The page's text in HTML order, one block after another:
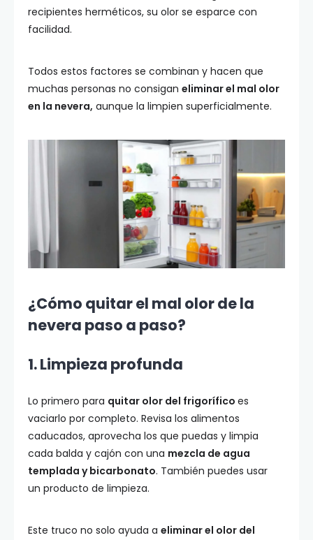
recipientes herméticos, su olor se esparce con
facilidad.
Todos estos factores se combinan y hacen que
muchas personas no consigan eliminar el mal olor
en la nevera, aunque la limpien superficialmente.
¿Cómo quitar el mal olor de la
nevera paso a paso?
1. Limpieza profunda
Lo primero para quitar olor del frigorífico es
vaciarlo por completo. Revisa los alimentos
caducados, aprovecha los que puedas y limpia
cada balda y cajón con una mezcla de agua
templada y bicarbonato. También puedes usar
un producto de limpieza.
Este truco no solo ayuda a eliminar el olor del